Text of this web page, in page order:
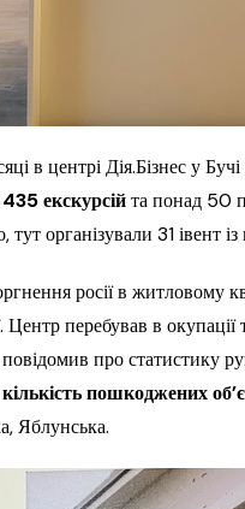
в центрі Дія.Бізнес у
екскурсійта понад 50
тут організували 31 івент
росії в житловому
Центр перебував в
про статистику
кількість пошкоджених
Яблунська.